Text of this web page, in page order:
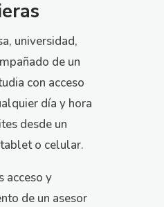
universidad,
de un
con acceso
día y hora
desde un
o celular.
acceso y
de un asesor